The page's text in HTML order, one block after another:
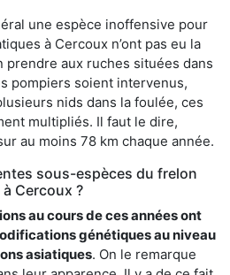
une espèce inoffensive pour
à Cercoux n’ont pas eu la
prendre aux ruches situées dans
pompiers soient intervenus,
nids dans la foulée, ces
multipliés. Il faut le dire,
au moins 78 km chaque année.
sous-espèces du frelon
Cercoux ?
au cours de ces années ont
génétiques au niveau
asiatiques. On le remarque